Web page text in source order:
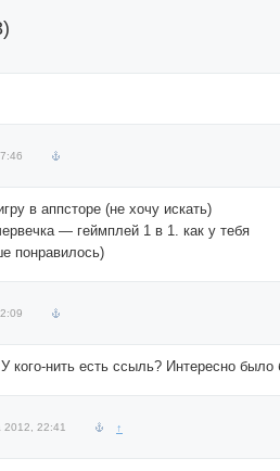
)
в аппсторе (не хочу искать)
— геймплей 1 в 1. как у тебя
понравилось)
кого-нить есть ссыль? Интересно было
2012, 22:41 ↑